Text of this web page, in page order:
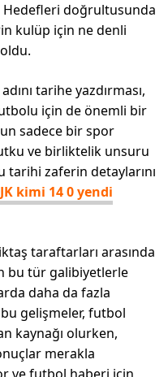
Hedefleri doğrultusunda
kulüp için ne denli
tarihe yazdırması,
için de önemli bir
sadece bir spor
ve birliktelik unsuru
tarihi zaferin detaylarını
kimi 14 0 yendi
taraftarları arasında
bu tür galibiyetlerle
daha da fazla
gelişmeler, futbol
kaynağı olurken,
merakla